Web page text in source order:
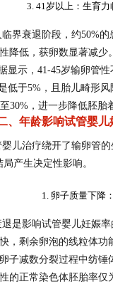
3. 41岁以上：生育
界衰退阶段，约50%
降低，获卵数显著减
显示，41-45岁输卵管
低于5%，且胎儿畸形
30%，进一步降低胚胎
、年龄影响试管婴儿
儿治疗绕开了输卵管
产生决定性影响。
1. 卵子质量下降
是影响试管婴儿妊娠
，剩余卵泡的线粒体
子减数分裂过程中纺
的正常染色体胚胎率